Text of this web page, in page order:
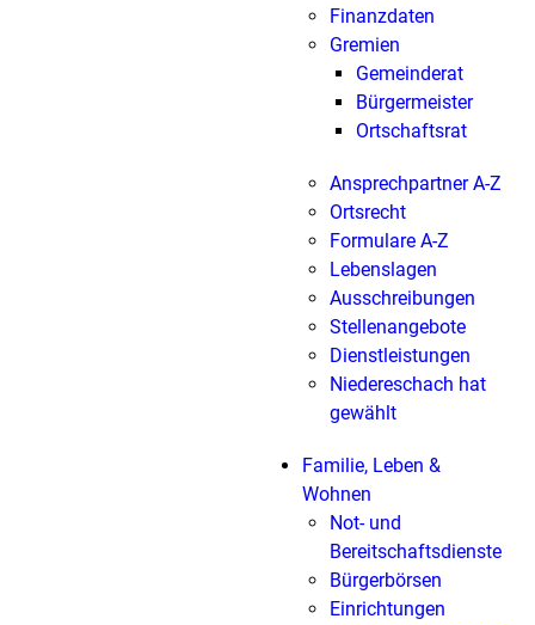
Finanzdaten
Gremien
Gemeinderat
Bürgermeister
Ortschaftsrat
Ansprechpartner A-Z
Ortsrecht
Formulare A-Z
Lebenslagen
Ausschreibungen
Stellenangebote
Dienstleistungen
Niedereschach hat
gewählt
Familie, Leben &
Wohnen
Not- und
Bereitschaftsdienste
Bürgerbörsen
Einrichtungen